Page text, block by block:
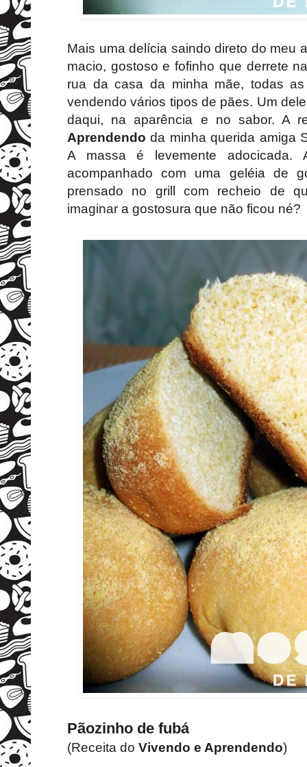
Mais uma delícia saindo direto do meu
macio, gostoso e fofinho que derrete
rua da casa da minha mãe, todas
vendendo vários tipos de pães. Um
daqui, na aparência e no sabor. A
Aprendendo da minha querida amiga
A massa é levemente adocicada.
acompanhado com uma geléia de
prensado no grill com recheio de
imaginar a gostosura que não ficou né?
Pãozinho de fubá
(Receita do Vivendo e Aprendendo)